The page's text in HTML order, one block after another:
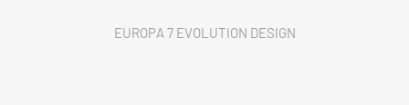
EUROPA 7 EVOLUTION DESIGN